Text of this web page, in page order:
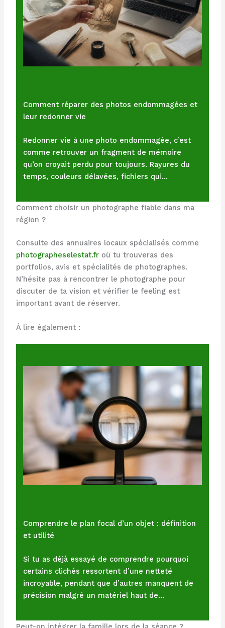
Comment réparer des photos endommagées et
leur redonner vie
Redonner vie à une photo endommagée, c’est
comme retrouver un fragment de mémoire
qu’on croyait perdu pour toujours. Rayures du
temps, couleurs délavées, fichiers qui…
Comment choisir un photographe fiable dans ma
région ?
Consulte des annuaires locaux spécialisés comme
photographeselestat.froù tu trouveras des
portfolios, avis et spécialités de photographes.
N’hésite pas à rencontrer le photographe pour
discuter de ta vision et vérifier le feeling est
important avant de réserver.
À lire également :
Comprendre le plan focal d’un objet : définition
et utilité
Si tu as déjà essayé de comprendre pourquoi
certains clichés ressortent d’une netteté
incroyable, pendant que d’autres manquent de
précision malgré un matériel haut de…